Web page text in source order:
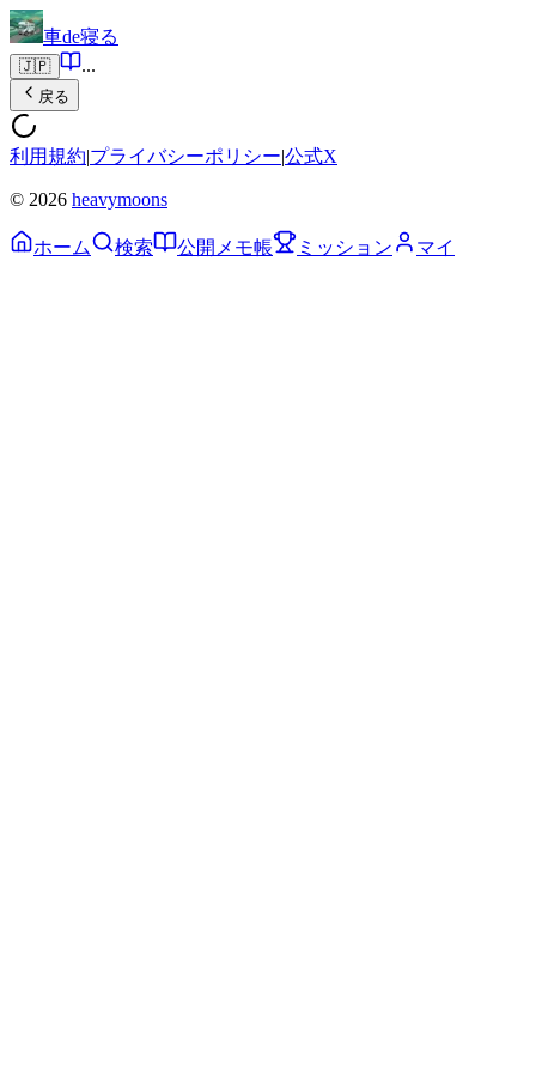
車de寝る
🇯🇵 ...
戻る
利用規約|プライバシーポリシー|公式X
© 2026 heavymoons
ホーム 検索 公開メモ帳 ミッション マイ